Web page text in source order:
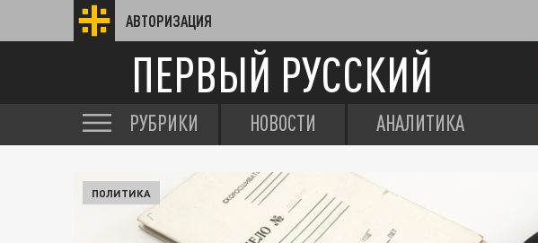
АВТОРИЗАЦИЯ
ПЕРВЫЙ РУССКИЙ
РУБРИКИ НОВОСТИ АНАЛИТИКА
ПОЛИТИКА